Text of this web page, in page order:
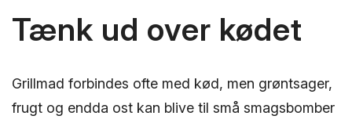
Tænk ud over kødet
Grillmad forbindes ofte med kød, men grøntsager,
frugt og endda ost kan blive til små smagsbomber